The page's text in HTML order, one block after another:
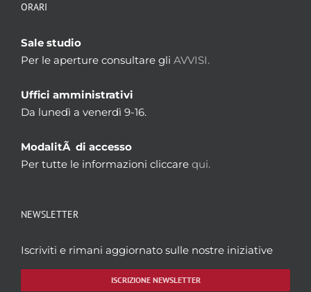
ORARI
Sale studio
Per le aperture consultare gli AVVISI.
Uffici amministrativi
Da lunedì a venerdì 9-16.
ModalitÃ di accesso
Per tutte le informazioni cliccare qui.
NEWSLETTER
Iscriviti e rimani aggiornato sulle nostre iniziative
ISCRIZIONE NEWSLETTER